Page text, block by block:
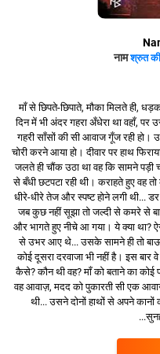
नामश्रुत
माँ से छिपते-छिपाते, मौका मिलते ही,
दिन में भी अंदर गहरा अँधेरा था वहाँ,
गहरी साँसों की सी आवाज गूँज रही
चोरी करने आया हो। दीवार पर हाथ
जलते ही चौंक उठा था वह कि सामने पड़ी
से बँधी छटपटा रही थी। कराहते हुए वह
धीरे-धीरे तेज और स्पष्ट होने लगी थी...
जब कुछ नहीं सूझा तो जल्दी से कमरे से
और भागते हुए नीचे आ गया। ये क्या था?
से उभर आए थे... उसके सामने ही तो
कोई दूसरा दरवाजा भी नहीं है। इस
कैसे? कौन थी वह? माँ को बताने का कोई
वह आवाज़, मदद को पुकारती सी एक
थी... उसने दोनों हाथों से अपने कानों